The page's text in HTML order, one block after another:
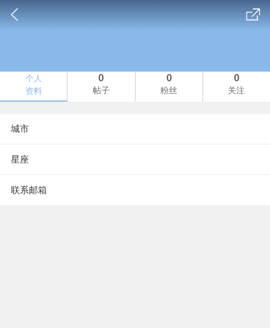
个人
资料
0
帖子
0
粉丝
0
关注
城市
星座
联系邮箱